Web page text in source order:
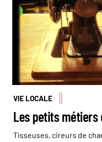
VIE LOCALE
Les petits métiers
Tisseuses, cireurs de